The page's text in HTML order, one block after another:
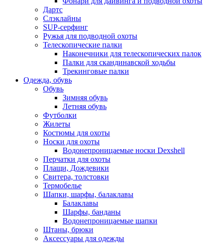
Дартс
Cлэклайны
SUP-серфинг
Ружья для подводной охоты
Телескопические палки
Наконечники для телескопических палок
Палки для скандинавской ходьбы
Трекинговые палки
Одежда, обувь
Обувь
Зимняя обувь
Летняя обувь
Футболки
Жилеты
Костюмы для охоты
Носки для охоты
Водонепроницаемые носки Dexshell
Перчатки для охоты
Плащи, Дождевики
Свитера, толстовки
Термобелье
Шапки, шарфы, балаклавы
Балаклавы
Шарфы, банданы
Водонепроницаемые шапки
Штаны, брюки
Аксессуары для одежды